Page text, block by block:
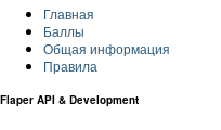
Главная
Баллы
Общая информация
Правила
Flaper API & Development